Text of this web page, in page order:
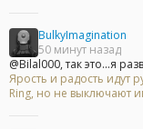
BulkyImagination
50 минут назад
@Bilal000, так это...я
Ярость и радость идут
Ring, но не выключают